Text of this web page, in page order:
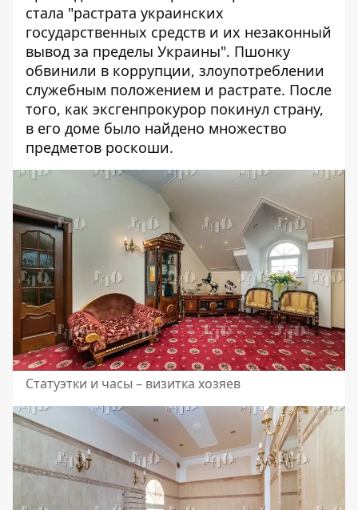
стала "растрата украинских
государственных средств и их незаконный
вывод за пределы Украины". Пшонку
обвинили в коррупции, злоупотреблении
служебным положением и растрате. После
того, как эксгенпрокурор покинул страну,
в его доме было найдено множество
предметов роскоши.
Статуэтки и часы – визитка хозяев